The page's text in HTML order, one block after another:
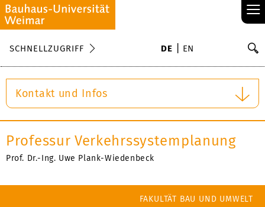
≡
SCHNELLZUGRIFF DE EN
Kontakt und Infos
Professur Verkehrssystemplanung
Prof. Dr.-Ing. Uwe Plank-Wiedenbeck
FAKULTÄT BAU UND UMWELT